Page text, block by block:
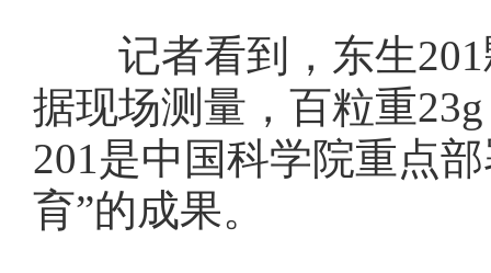
记者看到，东生201
据现场测量，百粒重
201是中国科学院重点
育”的成果。